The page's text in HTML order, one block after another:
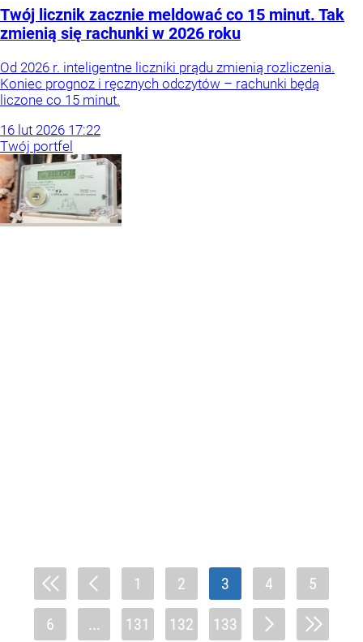
Twój licznik zacznie meldować co 15 minut. Tak
zmienią się rachunki w 2026 roku
Od 2026 r. inteligentne liczniki prądu zmienią rozliczenia.
Koniec prognoz i ręcznych odczytów – rachunki będą
liczone co 15 minut.
16 lut 2026 17:22
Twój portfel
1 2 3 4 5
6 ... 131 132 133